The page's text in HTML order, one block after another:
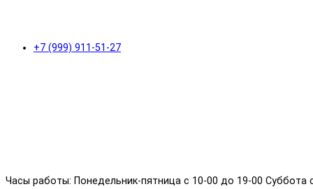
+7 (999) 911-51-27
Часы работы: Понедельник-пятница с 10-00 до 19-00 Суббота